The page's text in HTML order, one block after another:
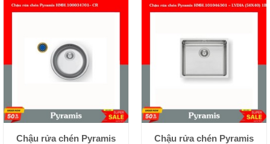
Chậu rửa chén Pyramis
Chậu rửa chén Pyramis